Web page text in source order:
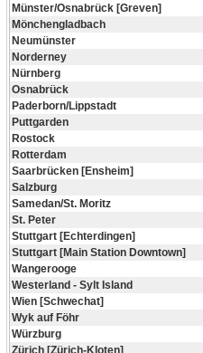
Münster/Osnabrück [Greven]
Mönchengladbach
Neumünster
Norderney
Nürnberg
Osnabrück
Paderborn/Lippstadt
Puttgarden
Rostock
Rotterdam
Saarbrücken [Ensheim]
Salzburg
Samedan/St. Moritz
St. Peter
Stuttgart [Echterdingen]
Stuttgart [Main Station Downtown]
Wangerooge
Westerland - Sylt Island
Wien [Schwechat]
Wyk auf Föhr
Würzburg
Zürich [Zürich-Kloten]